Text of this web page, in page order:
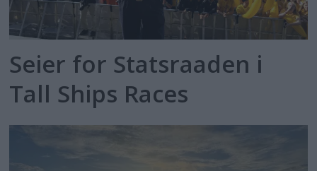
Seier for Statsraaden i
Tall Ships Races